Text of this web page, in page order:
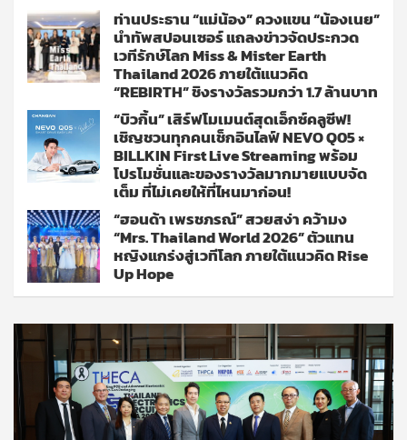
ท่านประธาน “แม่น้อง” ควงแขน “น้องเนย”
นำทัพสปอนเซอร์ แถลงข่าวจัดประกวด
เวทีรักษ์โลก Miss & Mister Earth
Thailand 2026 ภายใต้แนวคิด
“REBIRTH” ชิงรางวัลรวมกว่า 1.7 ล้านบาท
“บิวกิ้น” เสิร์ฟโมเมนต์สุดเอ็กซ์คลูซีฟ!
เชิญชวนทุกคนเช็กอินไลฟ์ NEVO Q05 ×
BILLKIN First Live Streaming พร้อม
โปรโมชั่นและของรางวัลมากมายแบบจัด
เต็ม ที่ไม่เคยให้ที่ไหนมาก่อน!
“ฮอนด้า เพรชภรณ์” สวยสง่า คว้ามง
“Mrs. Thailand World 2026” ตัวแทน
หญิงแกร่งสู่เวทีโลก ภายใต้แนวคิด Rise
Up Hope